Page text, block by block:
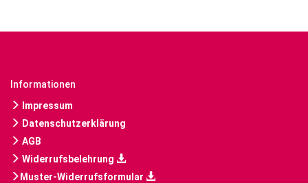
Informationen
Impressum
Datenschutzerklärung
AGB
Widerrufsbelehrung
Muster-Widerrufsformular